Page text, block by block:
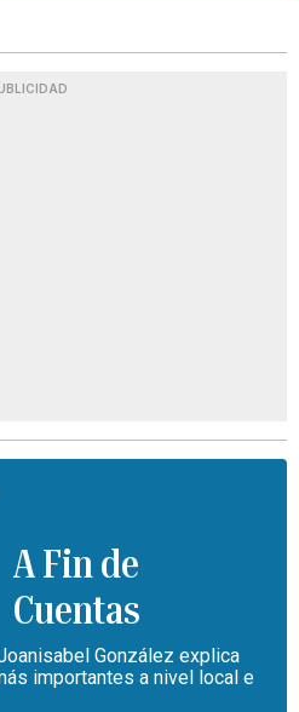
A Fin de
Cuentas
González explica
importantes a nivel local e